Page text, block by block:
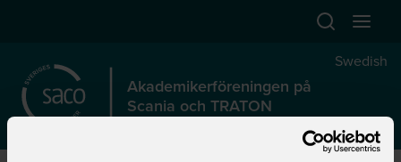
Akademikerföreningen på
Scania och TRATON
Swedish